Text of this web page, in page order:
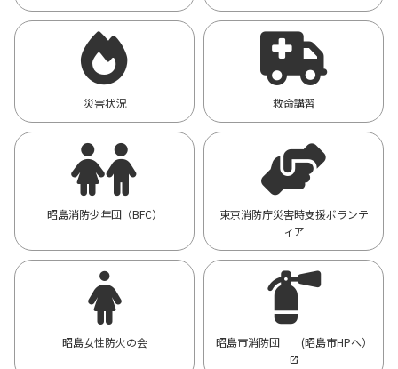
災害状況 救命講習
昭島消防少年団（BFC）
東京消防庁災害時支援ボランテ
ィア
昭島女性防火の会 昭島市消防団 (昭島市HPへ）